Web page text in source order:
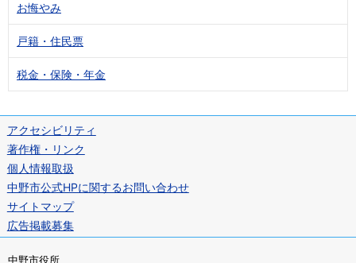
お悔やみ
戸籍・住民票
税金・保険・年金
アクセシビリティ
著作権・リンク
個人情報取扱
中野市公式HPに関するお問い合わせ
サイトマップ
広告掲載募集
中野市役所